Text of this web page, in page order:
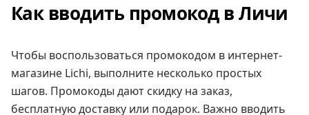
Как вводить промокод в Личи
Чтобы воспользоваться промокодом в интернет-
магазине Lichi, выполните несколько простых
шагов. Промокоды дают скидку на заказ,
бесплатную доставку или подарок. Важно вводить